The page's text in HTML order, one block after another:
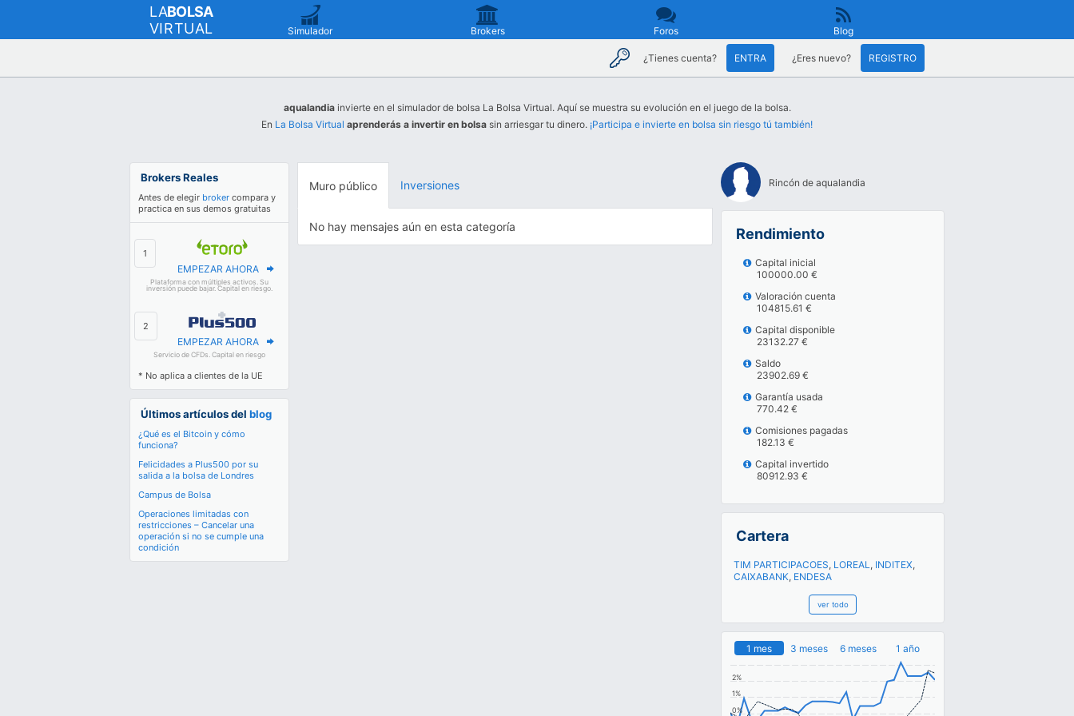
LABOLSA
VIRTUAL
Simulador Brokers Foros Blog
¿Tienes cuenta? ENTRA ¿Eres nuevo? REGISTRO
aqualandiainvierte en el simulador de bolsa La Bolsa Virtual. Aquí se muestra su evolución en el juego de la bolsa.
En La Bolsa Virtual aprenderás a invertir en bolsa sin arriesgar tu dinero. ¡Participa e invierte en bolsa sin riesgo tú también!
Brokers Reales
Antes de elegir broker compara y
practica en sus demos gratuitas
EMPEZAR AHORA
Plataforma con múltiples activos. Su
inversión puede bajar. Capital en riesgo.
EMPEZAR AHORA
Servicio de CFDs. Capital en riesgo
* No aplica a clientes de la UE
Últimos artículos delblog
¿Qué es el Bitcoin y cómo
funciona?
Felicidades a Plus500 por su
salida a la bolsa de Londres
Campus de Bolsa
Operaciones limitadas con
restricciones – Cancelar una
operación si no se cumple una
condición
Muro público Inversiones
No hay mensajes aún en esta categoría
Rincón de aqualandia
Rendimiento
Capital inicial
100000.00 €
Valoración cuenta
104815.61 €
Capital disponible
23132.27 €
Saldo
23902.69 €
Garantía usada
770.42 €
Comisiones pagadas
182.13 €
Capital invertido
80912.93 €
Cartera
TIM PARTICIPACOES, LOREAL, INDITEX,
CAIXABANK, ENDESA
ver todo
0%
1%
2%
1 mes 3 meses 6 meses 1 año